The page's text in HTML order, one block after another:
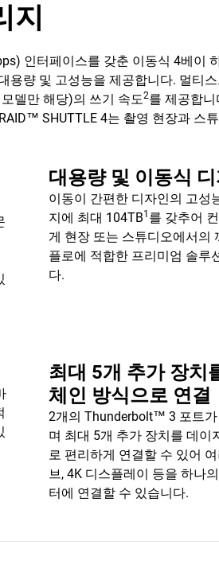
지
인터페이스를 갖춘 이동식 4베이
용량 및 고성능을 제공합니다. 멀티
델만 해당)의 쓰기 속도2를 제공합
SHUTTLE 4는 촬영 현장과
대용량 및 이동식
이동이 간편한 디자인의 고성
지에 최대 104TB1 를 갖추어
게 현장 또는 스튜디오에서의
플로에 적합한 프리미엄 솔루
다.
최대 5개 추가 장치
체인 방식으로 연결
2개의 Thunderbolt™ 3 포트가
며 최대 5개 추가 장치를 데이
로 편리하게 연결할 수 있어
브, 4K 디스플레이 등을 하나
터에 연결할 수 있습니다.